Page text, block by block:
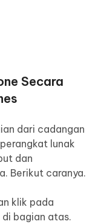
Secara
dari cadangan
lunak
dan
Berikut caranya.
klik pada
di bagian atas.